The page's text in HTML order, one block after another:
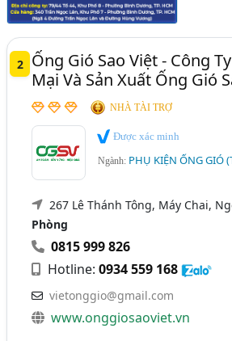
2
Ống Gió Sao Việt - Công
Mại Và Sản Xuất Ống Gió
NHÀ TÀI TRỢ
Được xác minh
Ngành: PHỤ KIỆN ỐNG GIÓ
267 Lê Thánh Tông, Máy Chai,
Phòng
0815 999 826
Hotline:0934 559 168
vietonggio@gmail.com
www.onggiosaoviet.vn